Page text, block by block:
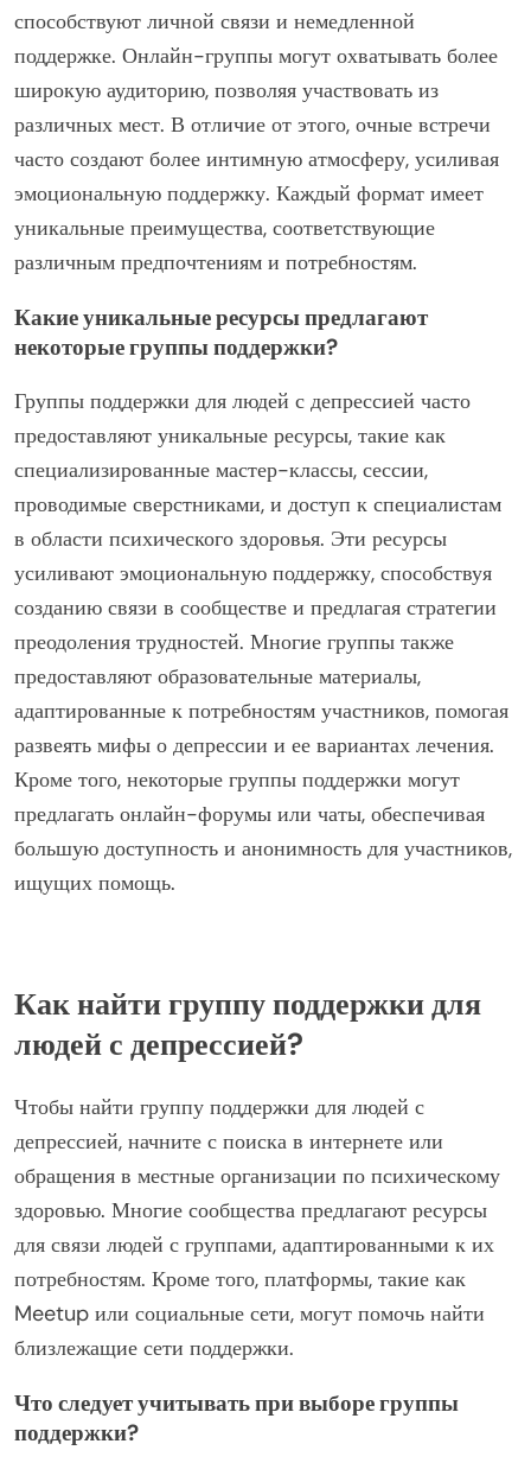
некоторые группы могут использовать
инновационные технологии, такие как терапия с
использованием виртуальной реальности, для
улучшения поддержки. Наконец, редкие
характеристики могут включать партнерство с
местными организациями, предоставляющими
ресурсы, выходящие за рамки традиционной
поддержки, такие как обучение на рабочем месте или
Как онлайн-группы поддержки отличаются от
Онлайн-группы поддержки предлагают гибкость и
анонимность, в то время как очные встречи
способствуют личной связи и немедленной
поддержке. Онлайн-группы могут охватывать более
широкую аудиторию, позволяя участвовать из
различных мест. В отличие от этого, очные встречи
часто создают более интимную атмосферу, усиливая
эмоциональную поддержку. Каждый формат имеет
уникальные преимущества, соответствующие
различным предпочтениям и потребностям.
Какие уникальные ресурсы предлагают
некоторые группы поддержки?
Группы поддержки для людей с депрессией часто
в области психического здоровья. Эти ресурсы
усиливают эмоциональную поддержку, способствуя
преодоления трудностей. Многие группы также
предоставляют образовательные материалы,
адаптированные к потребностям участников, помогая
развеять мифы о депрессии и ее вариантах лечения.
Кроме того, некоторые группы поддержки могут
предлагать онлайн-форумы или чаты, обеспечивая
большую доступность и анонимность для участников,
ищущих помощь.